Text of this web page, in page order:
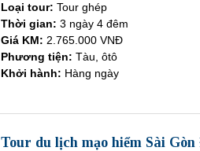
Loại tour: Tour ghép
Thời gian: 3 ngày 4 đêm
Giá KM: 2.765.000 VNĐ
Phương tiện: Tàu, ôtô
Khởi hành: Hàng ngày
Tour du lịch mạo hiểm Sài